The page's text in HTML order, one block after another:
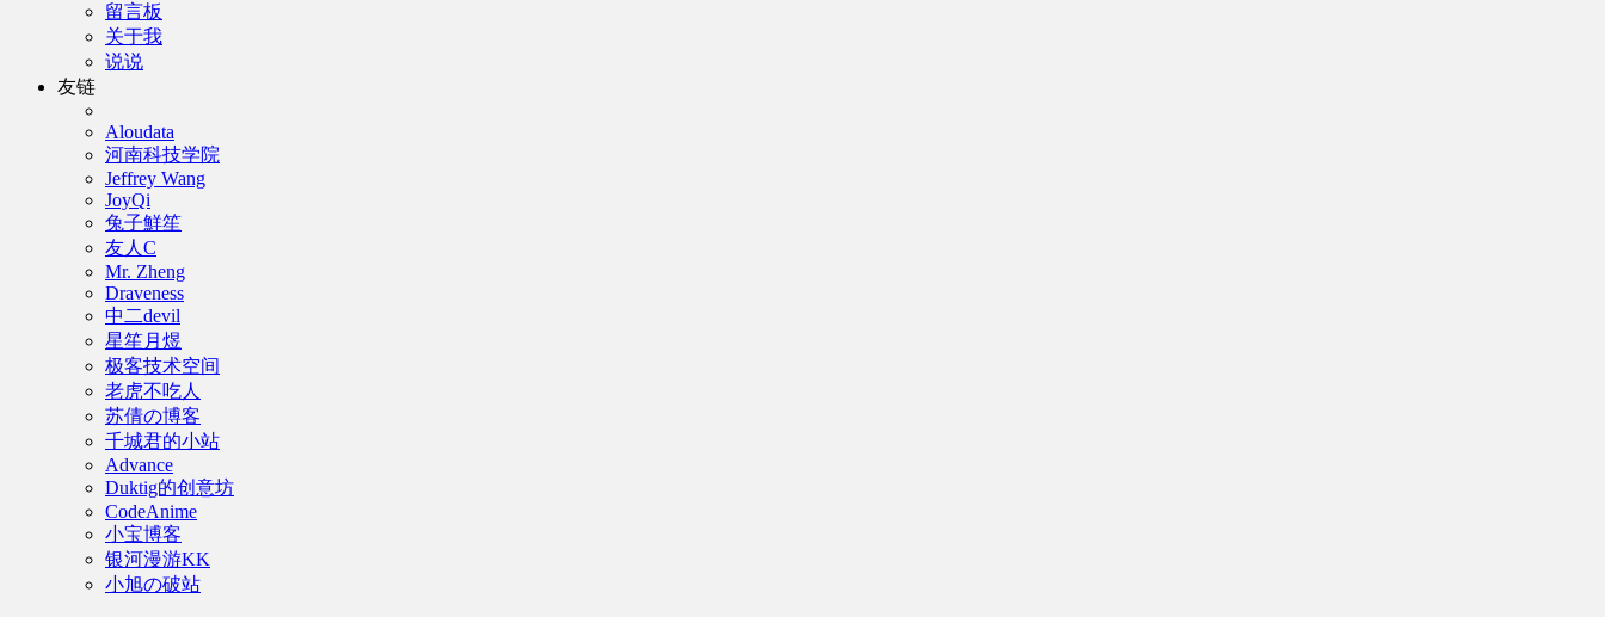
留言板
关于我
说说
友链
Aloudata
河南科技学院
Jeffrey Wang
JoyQi
兔子鮮笙
友人C
Mr. Zheng
Draveness
中二devil
星笙月煜
极客技术空间
老虎不吃人
苏倩の博客
千城君的小站
Advance
Duktig的创意坊
CodeAnime
小宝博客
银河漫游KK
小旭の破站